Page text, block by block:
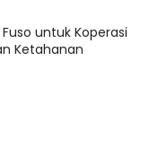
untuk Koperasi
Ketahanan